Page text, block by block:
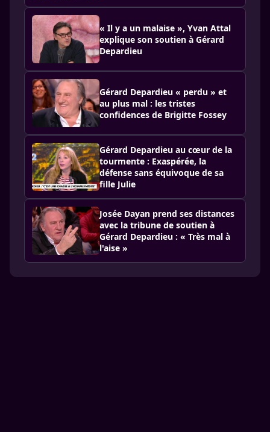
« Il y a un malaise », Yvan Attal
explique son soutien à Gérard
Depardieu
Gérard Depardieu « perdu » et
au plus mal : les tristes
confidences de Brigitte Fossey
Gérard Depardieu au cœur de la
tourmente : Exaspérée, la
défense sans équivoque de sa
fille Julie
Josée Dayan prend ses distances
avec la tribune de soutien à
Gérard Depardieu : « Très mal à
l'aise »